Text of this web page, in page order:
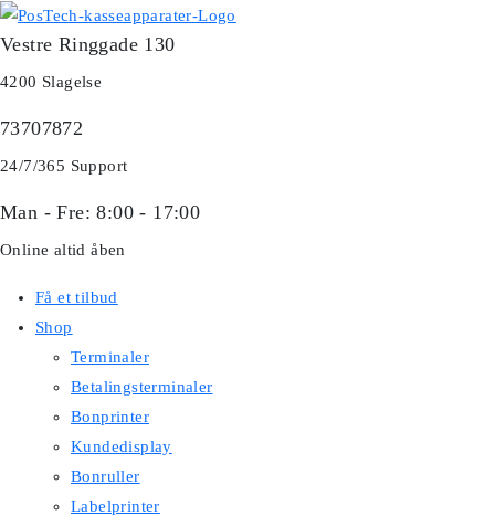
Skip
to
content
Vestre Ringgade 130
4200 Slagelse
73707872
24/7/365 Support
Man - Fre: 8:00 - 17:00
Online altid åben
Få et tilbud
Shop
Terminaler
Betalingsterminaler
Bonprinter
Kundedisplay
Bonruller
Labelprinter